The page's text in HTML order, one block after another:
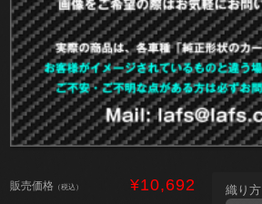
販売価格 （税込） ¥10,692 織り方